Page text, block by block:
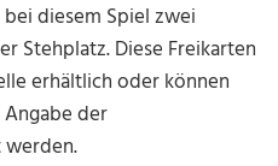
diesem Spiel zwei
Stehplatz. Diese Freikarten
erhältlich oder können
der